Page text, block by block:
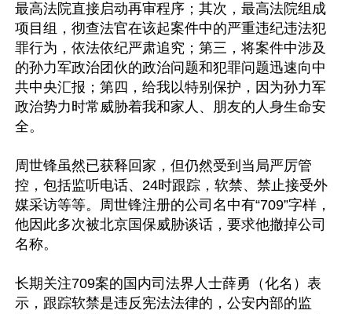
最高法院直接启动再审程序；其次，最高法院组成
项目组，彻查法官在该起案件中的严重违纪违法犯
罪行为，依法依纪严肃追究；第三，将案件中涉及
的孙力军政治团伙的政治问题和犯罪问题迅速向中
共中央汇报；第四，给我以特别保护，因为孙力军
政治势力时常威胁着我和家人、朋友的人身生命安
全。
周世锋虽然已获释回家，但仍然受到当局严厉管
控，包括监听电话、24时跟踪，软禁、禁止接受外
媒采访等等。周世锋注册的公司名中有“709”字样，
他因此多次被北京国保威胁谈话，要求他撤掉公司
名称。
长期关注709案的国内司法界人士薛勇（化名）表
示，跟踪软禁是违反宪法法律的，公安内部的监